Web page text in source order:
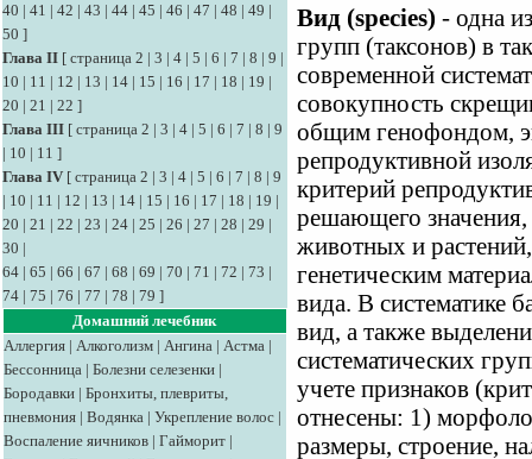
40 | 41 | 42 | 43 | 44 | 45 | 46 | 47 | 48 | 49 |
50 ]
Глава II [ страница 2 | 3 | 4 | 5 | 6 | 7 | 8 | 9 |
10 | 11 | 12 | 13 | 14 | 15 | 16 | 17 | 18 | 19 |
20 | 21 | 22 ]
Глава III [ страница 2 | 3 | 4 | 5 | 6 | 7 | 8 | 9
| 10 | 11 ]
Глава IV [ страница 2 | 3 | 4 | 5 | 6 | 7 | 8 | 9
| 10 | 11 | 12 | 13 | 14 | 15 | 16 | 17 | 18 | 19 |
20 | 21 | 22 | 23 | 24 | 25 | 26 | 27 | 28 | 29 |
30 |
64 | 65 | 66 | 67 | 68 | 69 | 70 | 71 | 72 | 73 |
74 | 75 | 76 | 77 | 78 | 79 ]
Домашний лечебник
Аллергия | Алкоголизм | Ангина | Астма |
Бессонница | Болезни селезенки |
Бородавки | Бронхиты, плевриты,
пневмония | Водянка | Укрепление волос |
Воспаление яичников | Гайморит |
Вид (species) - одна
групп (таксонов) в
современной
совокупность
общим генофондом,
репродуктивной
критерий
решающего
животных и
генетическим
вида. В систематике
вид, а также
систематических
учете признаков
отнесены: 1)
размеры, строение,